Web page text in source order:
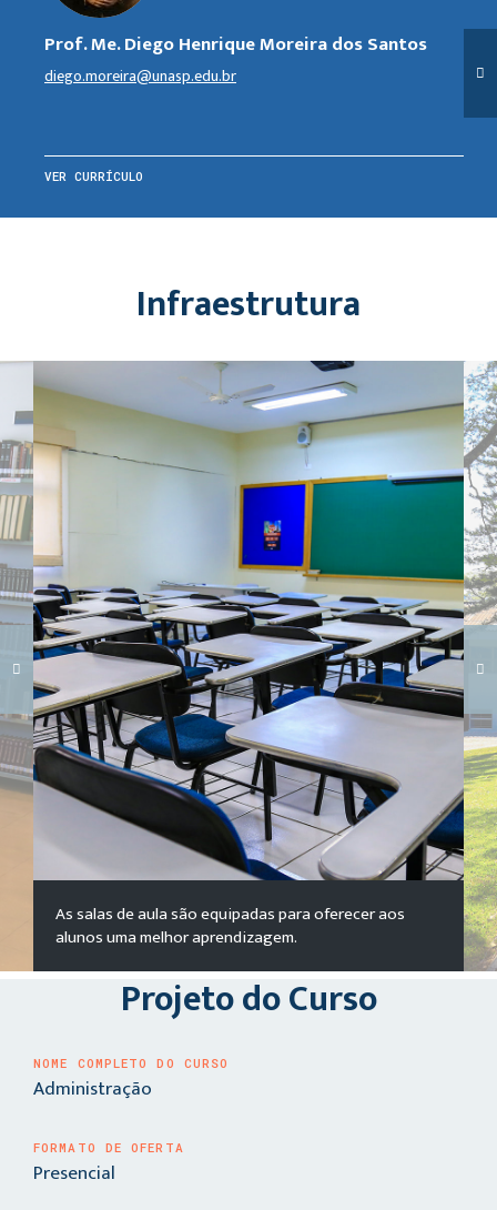
Prof. Me. Diego Henrique Moreira dos Santos
diego.moreira@unasp.edu.br
VER CURRÍCULO
Infraestrutura
Carregando galeria...
As salas de aula são equipadas para oferecer aos
alunos uma melhor aprendizagem.
Projeto do Curso
NOME COMPLETO DO CURSO
Administração
FORMATO DE OFERTA
Presencial